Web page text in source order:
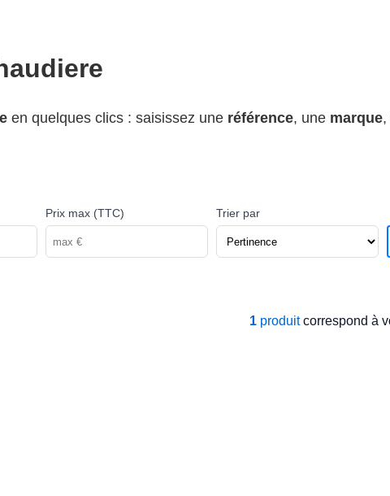
en quelques clics : saisissez une référence, une marque,
Prix max (TTC) Trier par
1 produitcorrespond à